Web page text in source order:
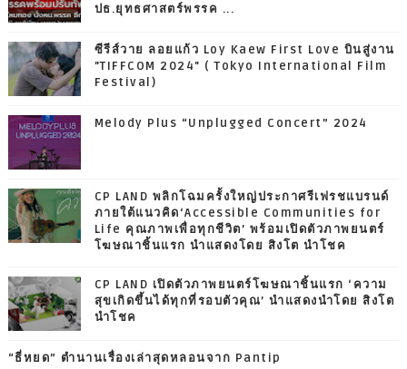
ปธ.ยุทธศาสตร์พรรค ...
ซีรีส์วาย ลอยแก้ว Loy Kaew First Love บินสู่งาน
"TIFFCOM 2024" ( Tokyo International Film
Festival)
Melody Plus “Unplugged Concert” 2024
CP LAND พลิกโฉมครั้งใหญ่ประกาศรีเฟรชแบรนด์
ภายใต้แนวคิด‘Accessible Communities for
Life คุณภาพเพื่อทุกชีวิต’ พร้อมเปิดตัวภาพยนตร์
โฆษณาชิ้นแรก นำแสดงโดย สิงโต นำโชค
CP LAND เปิดตัวภาพยนตร์โฆษณาชิ้นแรก ‘ความ
สุขเกิดขึ้นได้ทุกที่รอบตัวคุณ’ นำแสดงนำโดย สิงโต
นำโชค
“ธี่หยด” ตำนานเรื่องเล่าสุดหลอนจาก Pantip